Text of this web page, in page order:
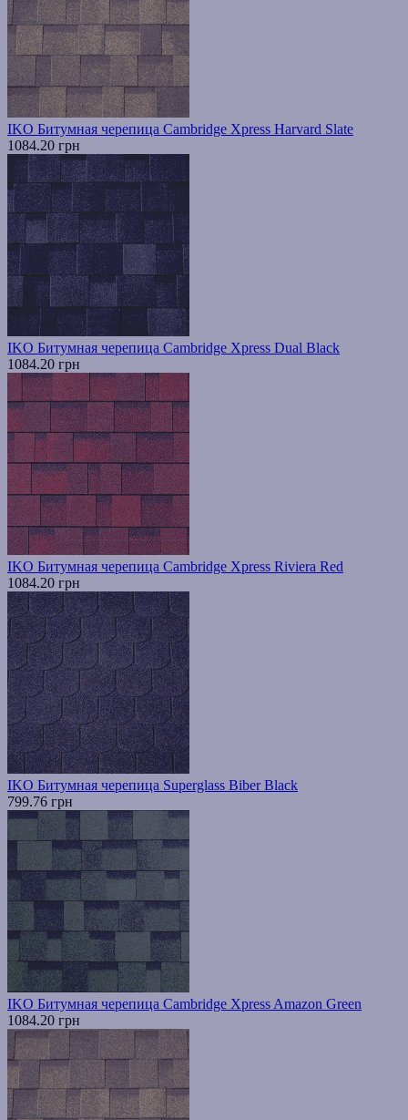
IKO Битумная черепица Cambridge Xpress Harvard Slate
1084.20 грн
IKO Битумная черепица Cambridge Xpress Dual Black
1084.20 грн
IKO Битумная черепица Cambridge Xpress Riviera Red
1084.20 грн
IKO Битумная черепица Superglass Biber Black
799.76 грн
IKO Битумная черепица Cambridge Xpress Amazon Green
1084.20 грн